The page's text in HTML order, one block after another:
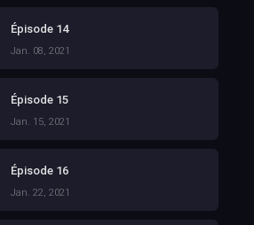
Épisode 14
Jan. 08, 2021
Épisode 15
Jan. 15, 2021
Épisode 16
Jan. 22, 2021